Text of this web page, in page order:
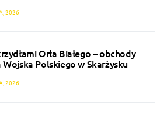
2026
Orła Białego – obchody
Wojska Polskiego w Skarżysku
2026